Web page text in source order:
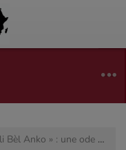
ode à l’amour et à l’authenticité créole